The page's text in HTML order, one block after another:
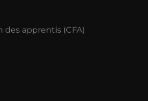
apprentis (CFA)